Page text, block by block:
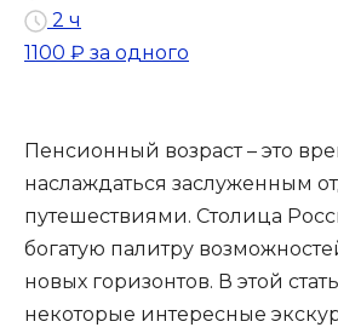
2 ч
1100 ₽ за одного
Пенсионный возраст – это
наслаждаться заслуженным
путешествиями. Столица
богатую палитру
новых горизонтов. В этой
некоторые интересные